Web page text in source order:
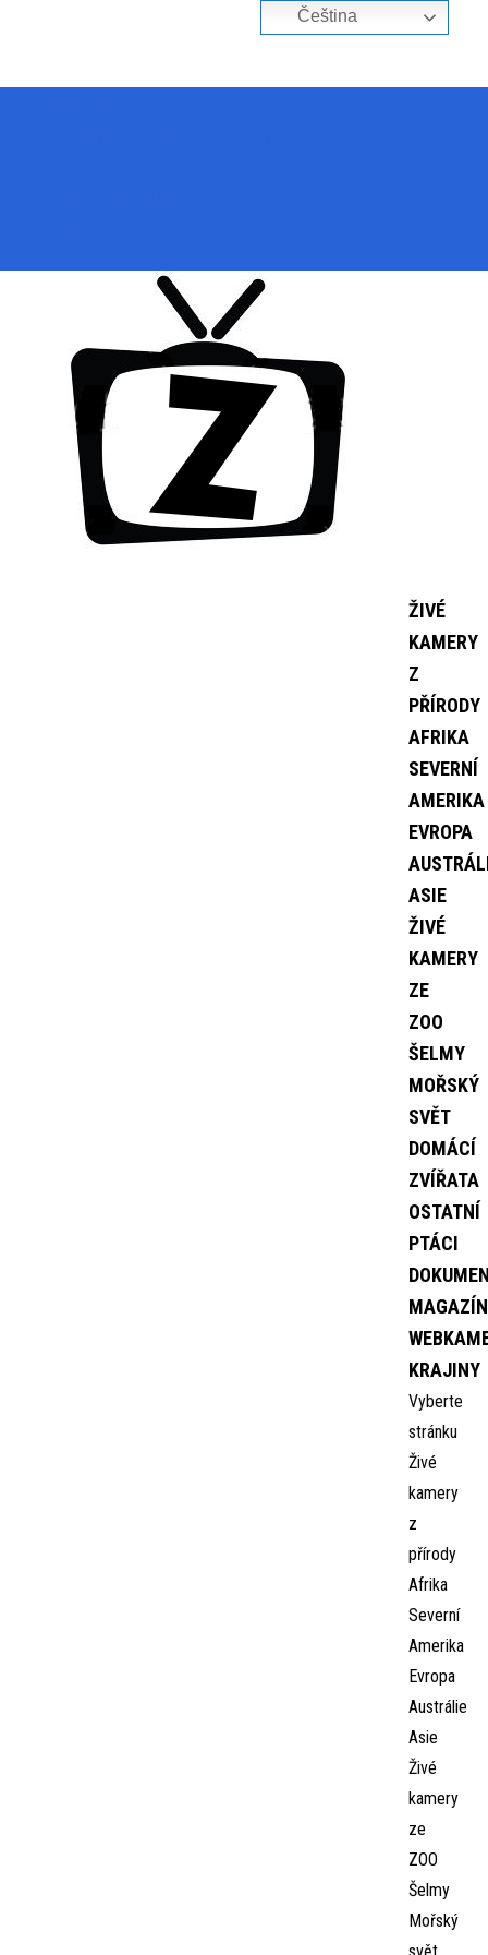
ŽIVÉ
KAMERY
Z
PŘÍRODY
AFRIKA
SEVERNÍ
AMERIKA
EVROPA
ASIE
ŽIVÉ
KAMERY
ZE
ZOO
ŠELMY
MOŘSKÝ
SVĚT
DOMÁCÍ
ZVÍŘATA
OSTATNÍ
PTÁCI
MAGAZÍN
KRAJINY
Vyberte
stránku
Živé
kamery
z
přírody
Afrika
Severní
Amerika
Evropa
Austrálie
Asie
Živé
kamery
ze
ZOO
Šelmy
Mořský
Čeština‎